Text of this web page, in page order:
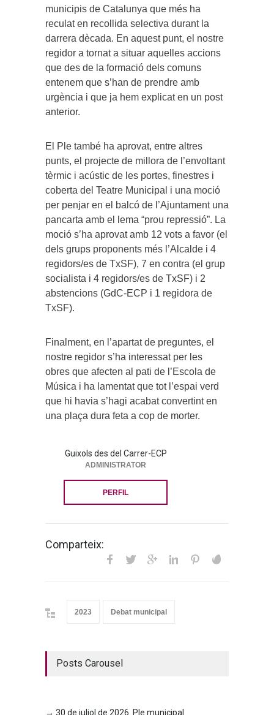
municipis de Catalunya que més ha
reculat en recollida selectiva durant la
darrera dècada. En aquest punt, el nostre
regidor a tornat a situar aquelles accions
que des de la formació dels comuns
entenem que s’han de prendre amb
urgència i que ja hem explicat en un post
anterior.
El Ple també ha aprovat, entre altres
punts, el projecte de millora de l’envoltant
tèrmic i acústic de les portes, finestres i
coberta del Teatre Municipal i una moció
per penjar en el balcó de l’Ajuntament una
pancarta amb el lema “prou repressió”. La
moció s’ha aprovat amb 12 vots a favor (el
dels grups proponents més l’Alcalde i 4
regidors/es de TxSF), 7 en contra (el grup
socialista i 4 regidors/es de TxSF) i 2
abstencions (GdC-ECP i 1 regidora de
TxSF).
Finalment, en l’apartat de preguntes, el
nostre regidor s’ha interessat per les
obres que afecten al pati de l’Escola de
Música i ha lamentat que tot l’espai verd
que hi havia s’hagi acabat convertint en
una plaça dura feta a cop de morter.
Guixols des del Carrer-ECP
ADMINISTRATOR
PERFIL
Comparteix:
2023 Debat municipal
Posts Carousel
→ 30 de juliol de 2026. Ple municipal